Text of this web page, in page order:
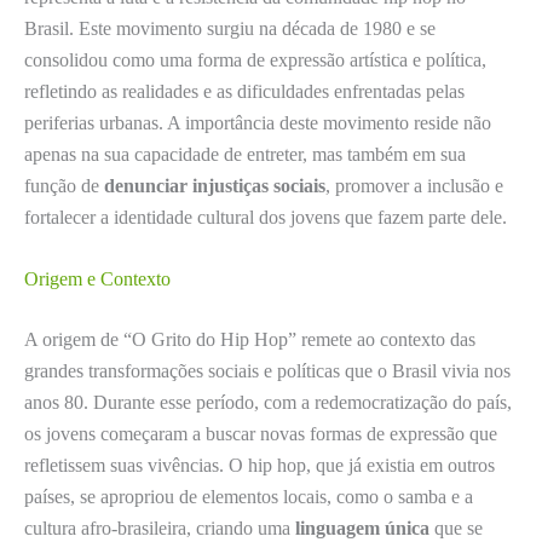
Brasil. Este movimento surgiu na década de 1980 e se
consolidou como uma forma de expressão artística e política,
refletindo as realidades e as dificuldades enfrentadas pelas
periferias urbanas. A importância deste movimento reside não
apenas na sua capacidade de entreter, mas também em sua
função de denunciar injustiças sociais, promover a inclusão e
fortalecer a identidade cultural dos jovens que fazem parte dele.
Origem e Contexto
A origem de “O Grito do Hip Hop” remete ao contexto das
grandes transformações sociais e políticas que o Brasil vivia nos
anos 80. Durante esse período, com a redemocratização do país,
os jovens começaram a buscar novas formas de expressão que
refletissem suas vivências. O hip hop, que já existia em outros
países, se apropriou de elementos locais, como o samba e a
cultura afro-brasileira, criando uma linguagem única que se